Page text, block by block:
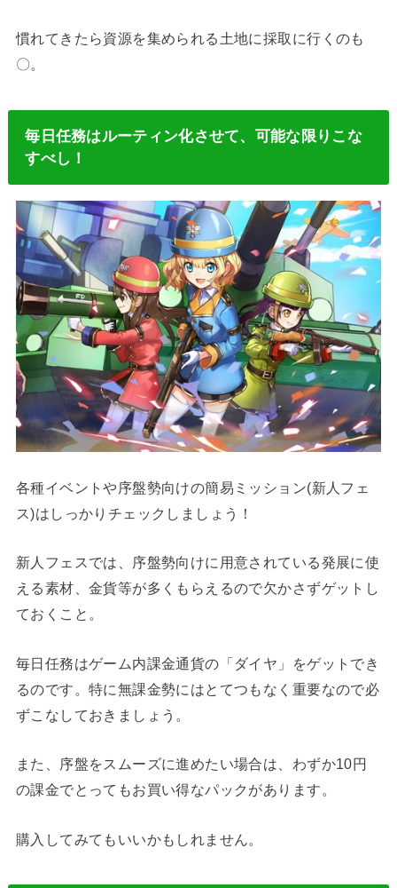
慣れてきたら資源を集められる土地に採取に行くのも
〇。
毎日任務はルーティン化させて、可能な限りこな
すべし！
各種イベントや序盤勢向けの簡易ミッション(新人フェ
ス)はしっかりチェックしましょう！
新人フェスでは、序盤勢向けに用意されている発展に使
える素材、金貨等が多くもらえるので欠かさずゲットし
ておくこと。
毎日任務はゲーム内課金通貨の「ダイヤ」をゲットでき
るのです。特に無課金勢にはとてつもなく重要なので必
ずこなしておきましょう。
また、序盤をスムーズに進めたい場合は、わずか10円
の課金でとってもお買い得なパックがあります。
購入してみてもいいかもしれません。